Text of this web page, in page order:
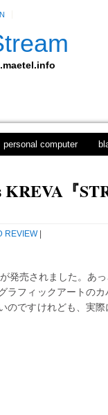
personal computer
『
REVIEW
発売されました。あ
ラフィックアートの
のですけれども、実